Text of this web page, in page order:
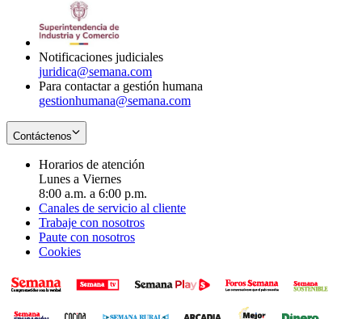
Notificaciones judiciales
juridica@semana.com
Para contactar a gestión humana
gestionhumana@semana.com
Contáctenos
Horarios de atención
Lunes a Viernes
8:00 a.m. a 6:00 p.m.
Canales de servicio al cliente
Trabaje con nosotros
Paute con nosotros
Cookies